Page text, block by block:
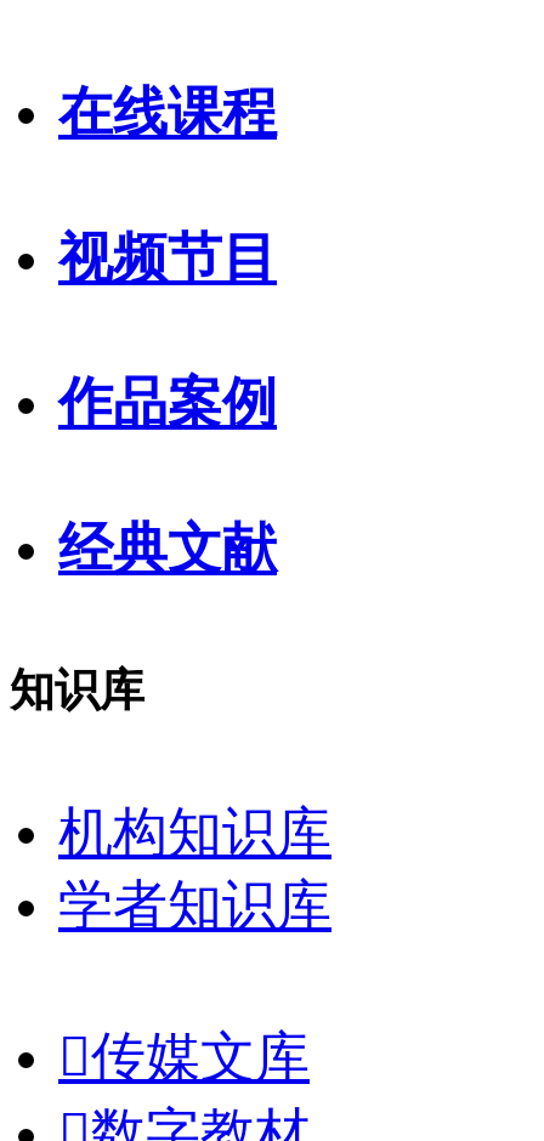
在线课程
视频节目
作品案例
经典文献
知识库
机构知识库
学者知识库
传媒文库